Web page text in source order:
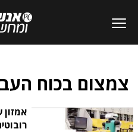
צמצום בכוח